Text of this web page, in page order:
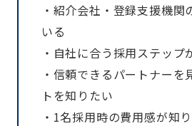
・紹介会社・登録支援機関
いる
・自社に合う採用ステップ
・信頼できるパートナーを
トを知りたい
・1名採用時の費用感が知